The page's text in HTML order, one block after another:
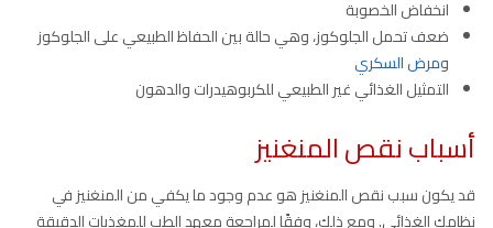
انخفاض الخصوبة
ضعف تحمل الجلوكوز، وهي حالة بين الحفاظ الطبيعي على الجلوكوز
ومرض السكري
التمثيل الغذائي غير الطبيعي للكربوهيدرات والدهون
أسباب نقص المنغنيز
قد يكون سبب نقص المنغنيز هو عدم وجود ما يكفي من المنغنيز في
نظامك الغذائي. ومع ذلك، وفقًا لمراجعة معهد الطب للمغذيات الدقيقة